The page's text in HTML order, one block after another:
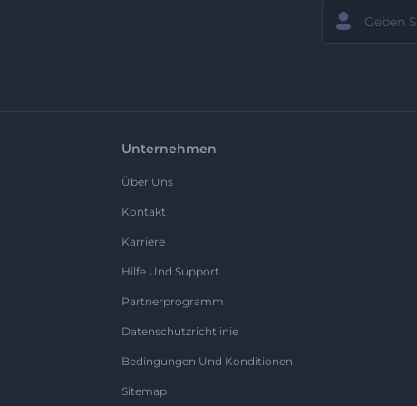
Unternehmen
Über Uns
Kontakt
Karriere
Hilfe Und Support
Partnerprogramm
Datenschutzrichtlinie
Bedingungen Und Konditionen
Sitemap